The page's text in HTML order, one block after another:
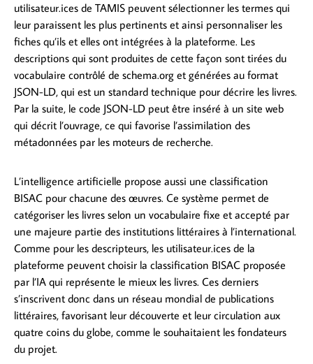
utilisateur.ices de TAMIS peuvent sélectionner les termes qui
leur paraissent les plus pertinents et ainsi personnaliser les
fiches qu’ils et elles ont intégrées à la plateforme. Les
descriptions qui sont produites de cette façon sont tirées du
vocabulaire contrôlé de schema.org et générées au format
JSON-LD, qui est un standard technique pour décrire les livres.
Par la suite, le code JSON-LD peut être inséré à un site web
qui décrit l’ouvrage, ce qui favorise l’assimilation des
métadonnées par les moteurs de recherche.
L’intelligence artificielle propose aussi une classification
BISAC pour chacune des œuvres. Ce système permet de
catégoriser les livres selon un vocabulaire fixe et accepté par
une majeure partie des institutions littéraires à l’international.
Comme pour les descripteurs, les utilisateur.ices de la
plateforme peuvent choisir la classification BISAC proposée
par l’IA qui représente le mieux les livres. Ces derniers
s’inscrivent donc dans un réseau mondial de publications
littéraires, favorisant leur découverte et leur circulation aux
quatre coins du globe, comme le souhaitaient les fondateurs
du projet.